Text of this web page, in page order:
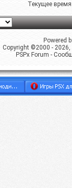
Текущее
Powered
Copyright ©2000 -
PSPx Forum -